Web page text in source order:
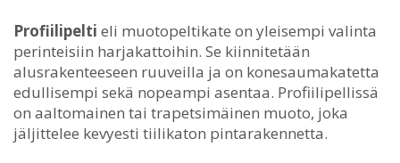
Profiilipelti eli muotopeltikate on yleisempi valinta
perinteisiin harjakattoihin. Se kiinnitetään
alusrakenteeseen ruuveilla ja on konesaumakatetta
edullisempi sekä nopeampi asentaa. Profiilipellissä
on aaltomainen tai trapetsimäinen muoto, joka
jäljittelee kevyesti tiilikaton pintarakennetta.